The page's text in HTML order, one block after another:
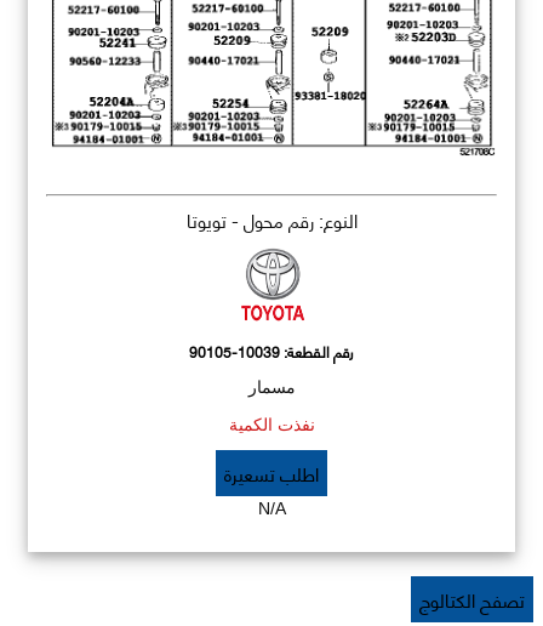
النوع: رقم محول - تويوتا
رقم القطعة:90105-10039
مسمار
نفذت الكمية
اطلب تسعيرة
N/A
تصفح الكتالوج